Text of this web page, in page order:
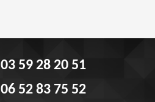
03 59 28 20 51
06 52 83 75 52